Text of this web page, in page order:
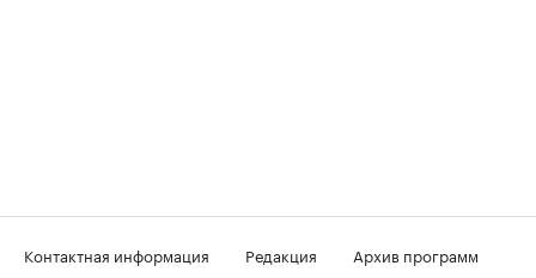
Контактная информация Редакция
Архив программ